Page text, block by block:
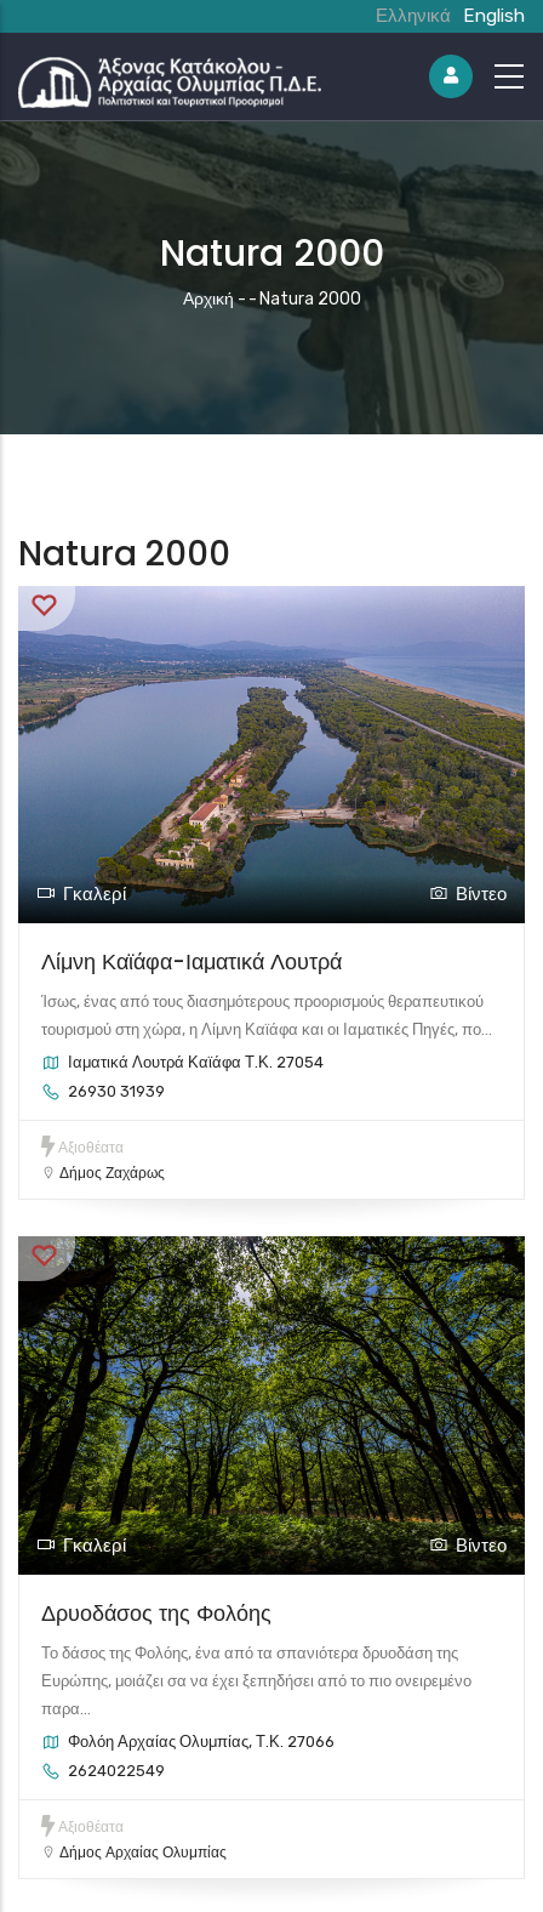
Ελληνικά English
Natura 2000
Breadcrumb
Αρχική- - Natura 2000
Natura 2000
Γκαλερί Βίντεο
Λίμνη Καϊάφα-Ιαματικά Λουτρά
Ίσως, ένας από τους διασημότερους προορισμούς θεραπευτικού
τουρισμού στη χώρα, η Λίμνη Καϊάφα και οι Ιαματικές Πηγές, πο...
Ιαματικά Λουτρά Καϊάφα Τ.Κ. 27054
26930 31939
Αξιοθέατα
Δήμος Ζαχάρως
Γκαλερί Βίντεο
Δρυοδάσος της Φολόης
Το δάσος της Φολόης, ένα από τα σπανιότερα δρυοδάση της
Ευρώπης, μοιάζει σα να έχει ξεπηδήσει από το πιο ονειρεμένο
παρα...
Φολόη Αρχαίας Ολυμπίας, Τ.Κ. 27066
2624022549
Αξιοθέατα
Δήμος Αρχαίας Ολυμπίας